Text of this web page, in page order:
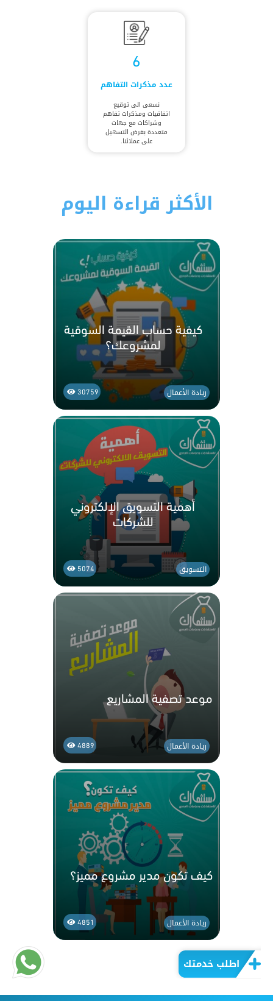
اطلب خدمتك
6
عدد مذكرات التفاهم
نسعى الى توقيع
اتفاقيات ومذكرات تفاهم
وشراكات مع جهات
متعددة بغرض التسهيل
على عملائنا.
الأكثر قراءة اليوم
كيفية حساب القيمة السوقية
لمشروعك؟
30759 ريادة الأعمال
أهمية التسويق الإلكتروني
للشركات
5074 التسويق
موعد تصفية المشاريع
4889 ريادة الأعمال
كيف تكون مدير مشروع مميز؟
4851 ريادة الأعمال